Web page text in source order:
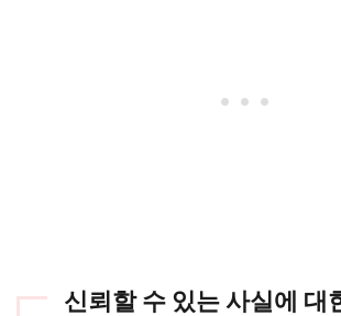
신뢰할 수 있는 사실에 대